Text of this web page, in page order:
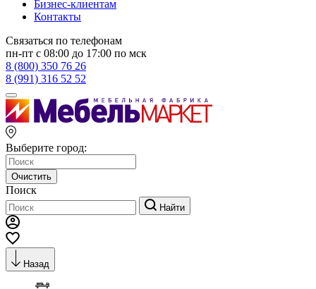
Бизнес-клиентам
Контакты
Связаться по телефонам
пн-пт с 08:00 до 17:00 по мск
8 (800) 350 76 26
8 (991) 316 52 52
Выберите город:
Очистить
Поиск
Найти
Назад